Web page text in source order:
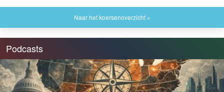
Naar het koersenoverzicht »
Podcasts